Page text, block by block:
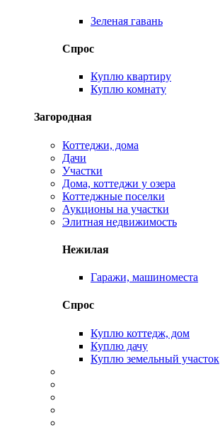
Зеленая гавань
Спрос
Куплю квартиру
Куплю комнату
Загородная
Коттеджи, дома
Дачи
Участки
Дома, коттеджи у озера
Коттеджные поселки
Аукционы на участки
Элитная недвижимость
Нежилая
Гаражи, машиноместа
Спрос
Куплю коттедж, дом
Куплю дачу
Куплю земельный участок